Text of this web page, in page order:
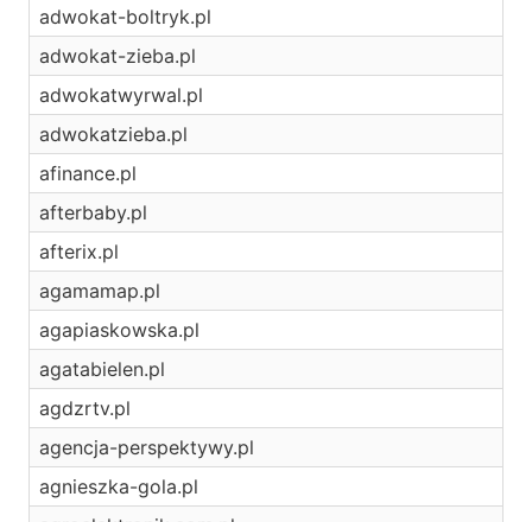
adwokat-boltryk.pl
adwokat-zieba.pl
adwokatwyrwal.pl
adwokatzieba.pl
afinance.pl
afterbaby.pl
afterix.pl
agamamap.pl
agapiaskowska.pl
agatabielen.pl
agdzrtv.pl
agencja-perspektywy.pl
agnieszka-gola.pl